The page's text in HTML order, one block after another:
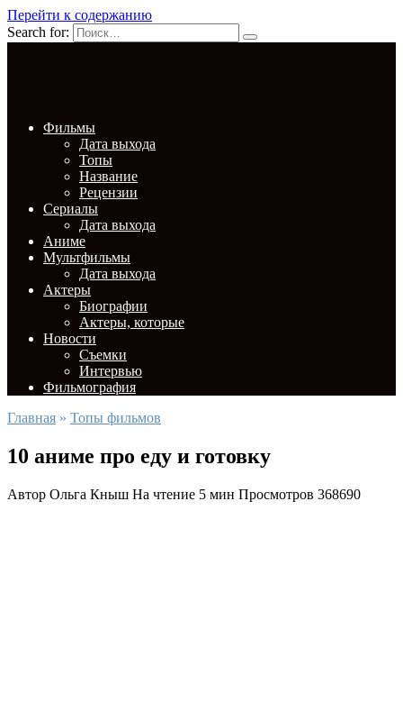
Перейти к содержанию
Search for:
Фильмы
Дата выхода
Топы
Название
Рецензии
Сериалы
Дата выхода
Аниме
Мультфильмы
Дата выхода
Актеры
Биографии
Актеры, которые
Новости
Съемки
Интервью
Фильмография
Главная » Топы фильмов
10 аниме про еду и готовку
Автор Ольга Кныш На чтение 5 мин Просмотров 368690